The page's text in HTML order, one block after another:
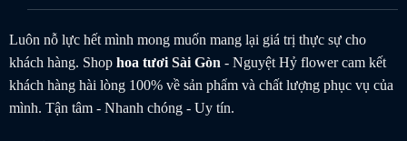
Luôn nỗ lực hết mình mong muốn mang lại giá trị thực sự cho
khách hàng. Shop hoa tươiSài Gòn- Nguyệt Hỷ flower cam kết
khách hàng hài lòng 100% về sản phẩm và chất lượng phục vụ của
mình. Tận tâm - Nhanh chóng - Uy tín.